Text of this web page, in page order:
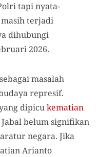
tapi nyata-
terjadi
dihubungi
2026.
masalah
represif.
dipicukematian
belum signifikan
negara. Jika
Arianto